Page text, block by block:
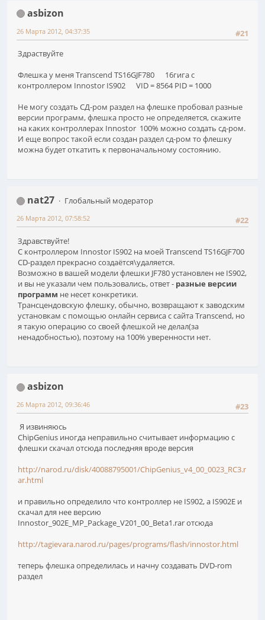
asbizon
#21
26 Марта 2012, 04:37:35
Здраствуйте
Флешка у меня Transcend TS16GJF780 16гига с
контроллером Innostor IS902 VID = 8564 PID = 1000
Не могу создать СД-ром раздел на флешке пробовал разные
версии программ, флешка просто не определяется, скажите
на каких контроллерах Innostor 100% можно создать сд-ром.
И еще вопрос такой если создан раздел сд-ром то флешку
можна будет откатить к первоначальному состоянию.
nat27
Глобальный модератор
#22
26 Марта 2012, 07:58:52
Здравствуйте!
С контроллером Innostor IS902 на моей Transcend TS16GJF700
CD-раздел прекрасно создаётся\удаляется.
Возможно в вашей модели флешки JF780 установлен не IS902,
и вы не указали чем пользовались, ответ - разные версии
программ не несет конкретики.
Трансцендовскую флешку, обычно, возвращают к заводским
установкам с помощью онлайн сервиса с сайта Transcend, но
я такую операцию со своей флешкой не делал(за
ненадобностью), поэтому на 100% уверенности нет.
asbizon
#23
26 Марта 2012, 09:36:46
Я извиняюсь
ChipGenius иногда неправильно считывает информацию с
флешки скачал отсюда последняя вроде версия
http://narod.ru/disk/40088795001/ChipGenius_v4_00_0023_RC3.r
ar.html
и правильно определило что контроллер не IS902, а IS902Е и
скачал для нее версию
Innostor_902E_MP_Package_V201_00_Beta1.rar отсюда
http://tagievara.narod.ru/pages/programs/flash/innostor.html
теперь флешка определилась и начну создавать DVD-rom
раздел